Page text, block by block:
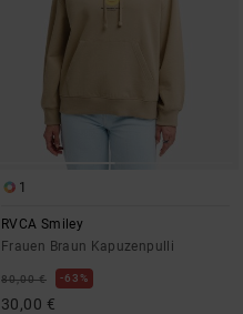
1
RVCA Smiley
Frauen Braun Kapuzenpulli
80,00 € 63%
30,00 €